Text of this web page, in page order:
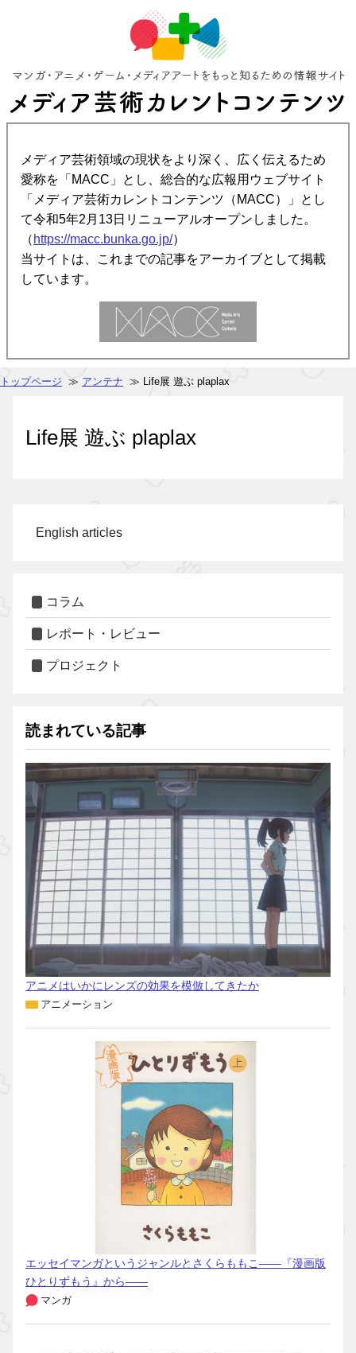
メディア芸術領域の現状をより深く、広く伝えるため
愛称を「MACC」とし、総合的な広報用ウェブサイト
「メディア芸術カレントコンテンツ（MACC）」とし
て令和5年2月13日リニューアルオープンしました。
（ https://macc.bunka.go.jp/）
当サイトは、これまでの記事をアーカイブとして掲載
しています。
トップページ ≫ アンテナ ≫ Life展 遊ぶ plaplax
Life展 遊ぶ plaplax
English articles
コラム
レポート・レビュー
プロジェクト
読まれている記事
アニメはいかにレンズの効果を模倣してきたか
アニメーション
エッセイマンガというジャンルとさくらももこ――『漫画版
ひとりずもう』から――
マンガ